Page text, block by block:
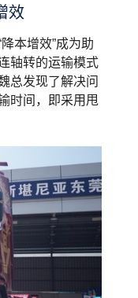
效
本增效”成为助
轴转的运输模式
总发现了解决问
时间，即采用甩